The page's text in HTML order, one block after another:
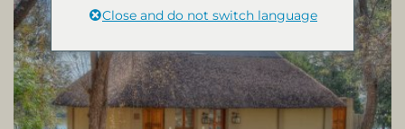
Close and do not switch language